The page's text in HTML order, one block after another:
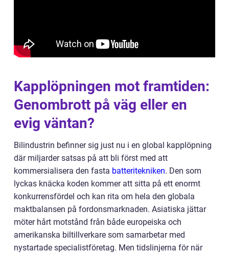
Kapplöpningen mot framtiden:
Genombrott på väg eller en
evig väntan?
Bilindustrin befinner sig just nu i en global kapplöpning
där miljarder satsas på att bli först med att
kommersialisera den fasta batteritekniken. Den som
lyckas knäcka koden kommer att sitta på ett enormt
konkurrensfördel och kan rita om hela den globala
maktbalansen på fordonsmarknaden. Asiatiska jättar
möter hårt motstånd från både europeiska och
amerikanska biltillverkare som samarbetar med
nystartade specialistföretag. Men tidslinjerna för när